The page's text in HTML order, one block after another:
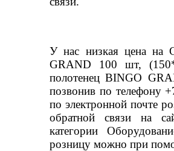
У нас низкая цена на
GRAND 100 шт,
полотенец BINGO
позвонив по телефону
по электронной почте
обратной связи на
категории
розницу можно при